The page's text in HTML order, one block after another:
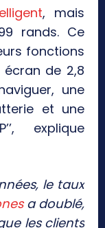
, mais
rands. Ce
fonctions
de 2,8
une
et une
explique
le taux
a doublé,
les clients